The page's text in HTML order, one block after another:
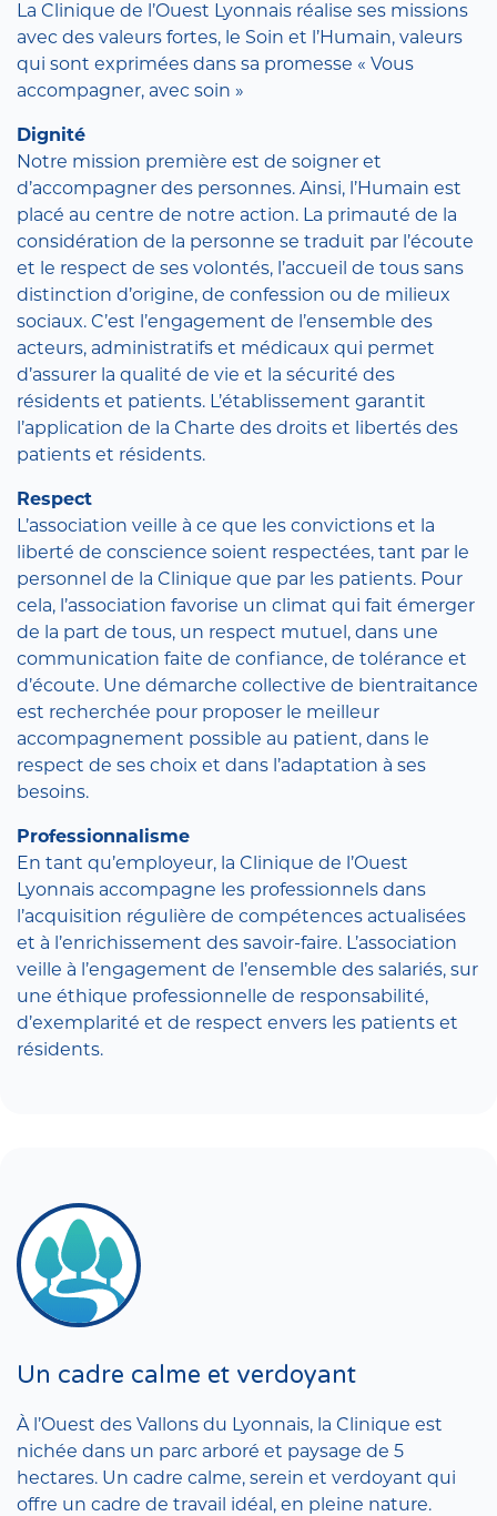
La Clinique de l’Ouest Lyonnais réalise ses missions
avec des valeurs fortes, le Soin et l’Humain, valeurs
qui sont exprimées dans sa promesse « Vous
accompagner, avec soin »
Dignité
Notre mission première est de soigner et
d’accompagner des personnes. Ainsi, l’Humain est
placé au centre de notre action. La primauté de la
considération de la personne se traduit par l’écoute
et le respect de ses volontés, l’accueil de tous sans
distinction d’origine, de confession ou de milieux
sociaux. C’est l’engagement de l’ensemble des
acteurs, administratifs et médicaux qui permet
d’assurer la qualité de vie et la sécurité des
résidents et patients. L’établissement garantit
l’application de la Charte des droits et libertés des
patients et résidents.
Respect
L’association veille à ce que les convictions et la
liberté de conscience soient respectées, tant par le
personnel de la Clinique que par les patients. Pour
cela, l’association favorise un climat qui fait émerger
de la part de tous, un respect mutuel, dans une
communication faite de confiance, de tolérance et
d’écoute. Une démarche collective de bientraitance
est recherchée pour proposer le meilleur
accompagnement possible au patient, dans le
respect de ses choix et dans l’adaptation à ses
besoins.
Professionnalisme
En tant qu’employeur, la Clinique de l’Ouest
Lyonnais accompagne les professionnels dans
l’acquisition régulière de compétences actualisées
et à l’enrichissement des savoir-faire. L’association
veille à l’engagement de l’ensemble des salariés, sur
une éthique professionnelle de responsabilité,
d’exemplarité et de respect envers les patients et
résidents.
Un cadre calme et verdoyant
À l’Ouest des Vallons du Lyonnais, la Clinique est
nichée dans un parc arboré et paysage de 5
hectares. Un cadre calme, serein et verdoyant qui
offre un cadre de travail idéal, en pleine nature.